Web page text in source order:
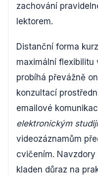
zachování
lektorem.
Distanční forma
maximální flexibilitu
probíhá převážně
konzultací
emailové
elektronickým
videozáznamům
cvičením.
kladen důraz na